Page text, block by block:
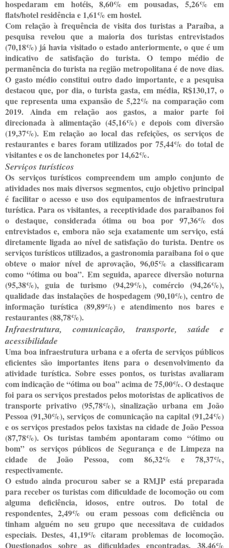
hospedaram em hotéis, 8,60% em pousadas, 5,26% em
flats/hotel residência e 1,61% em hostel.
Com relação à frequência de visita dos turistas a Paraíba, a
pesquisa revelou que a maioria dos turistas entrevistados
(70,18%) já havia visitado o estado anteriormente, o que é um
indicativo de satisfação do turista. O tempo médio de
permanência do turista na região metropolitana é de nove dias.
O gasto médio constitui outro dado importante, e a pesquisa
destacou que, por dia, o turista gasta, em média, R$130,17, o
que representa uma expansão de 5,22% na comparação com
2019. Ainda em relação aos gastos, a maior parte foi
direcionada à alimentação (45,16%) e depois com diversão
(19,37%). Em relação ao local das refeições, os serviços de
restaurantes e bares foram utilizados por 75,44% do total de
visitantes e os de lanchonetes por 14,62%.
Serviços turísticos
Os serviços turísticos compreendem um amplo conjunto de
atividades nos mais diversos segmentos, cujo objetivo principal
é facilitar o acesso e uso dos equipamentos de infraestrutura
turística. Para os visitantes, a receptividade dos paraibanos foi
o destaque, considerada ótima ou boa por 97,36% dos
entrevistados e, embora não seja exatamente um serviço, está
diretamente ligada ao nível de satisfação do turista. Dentre os
serviços turísticos utilizados, a gastronomia paraibana foi o que
obteve o maior nível de aprovação, 96,05% a classificaram
como “ótima ou boa”. Em seguida, aparece diversão noturna
(95,38%), guia de turismo (94,29%), comércio (94,26%),
qualidade das instalações de hospedagem (90,10%), centro de
informação turística (89,89%) e atendimento nos bares e
restaurantes (88,78%).
Infraestrutura, comunicação, transporte, saúde e
acessibilidade
Uma boa infraestrutura urbana e a oferta de serviços públicos
eficientes são importantes itens para o desenvolvimento da
atividade turística. Sobre esses pontos, os turistas avaliaram
com indicação de “ótima ou boa” acima de 75,00%. O destaque
foi para os serviços prestados pelos motoristas de aplicativos de
transporte privativo (95,78%), sinalização urbana em João
Pessoa (91,30%), serviços de comunicação na capital (91,24%)
e os serviços prestados pelos taxistas na cidade de João Pessoa
(87,78%). Os turistas também apontaram como “ótimo ou
bom” os serviços públicos de Segurança e de Limpeza na
cidade de João Pessoa, com 86,32% e 78,37%,
respectivamente.
O estudo ainda procurou saber se a RMJP está preparada
para receber os turistas com dificuldade de locomoção ou com
alguma deficiência, idosos, entre outros. Do total de
respondentes, 2,49% ou eram pessoas com deficiência ou
tinham alguém no seu grupo que necessitava de cuidados
especiais. Destes, 41,19% citaram problemas de locomoção.
Questionados sobre as dificuldades encontradas, 38,46%